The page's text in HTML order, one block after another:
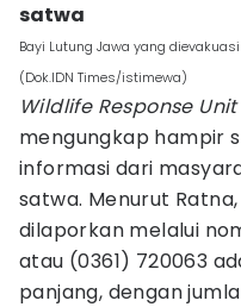
satwa
Bayi Lutung Jawa yang
(Dok.IDN Times/istimewa)
Wildlife Response Unit
mengungkap hampir
informasi dari
satwa. Menurut
dilaporkan melalui
atau (0361) 720063
panjang, dengan